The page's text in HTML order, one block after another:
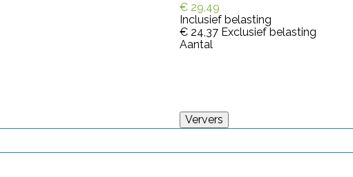
€ 29,49
Inclusief belasting
€ 24,37 Exclusief belasting
Aantal